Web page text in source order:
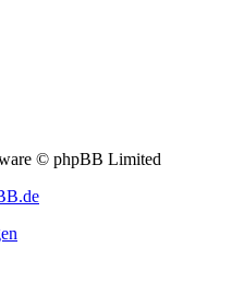
© phpBB Limited